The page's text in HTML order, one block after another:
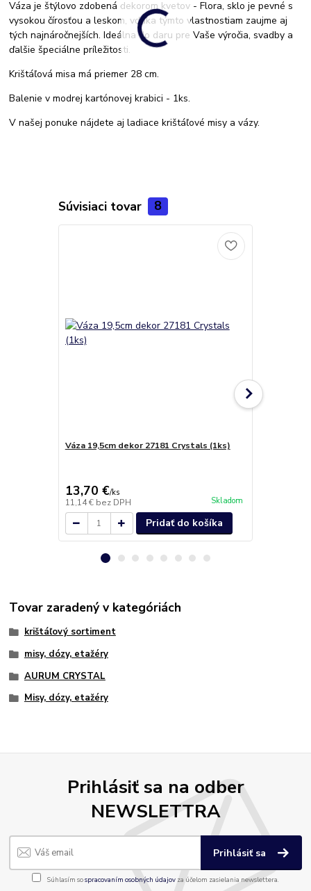
Váza je štýlovo zdobená dekorom kvetov - Flora, sklo je pevné s
vysokou čírosťou a leskom, vďaka týmto vlastnostiam zaujme aj
tých najnáročnejších. Ideálna do daru pre Vaše výročia, svadby a
ďalšie špeciálne príležitosti.
Krištáľová misa má priemer 28 cm.
Balenie v modrej kartónovej krabici - 1ks.
V našej ponuke nájdete aj ladiace krištáľové misy a vázy.
Súvisiaci tovar 8
Váza 19,5cm dekor 27181 Crystals (1ks)
13,70 €/ks
11,14 € bez DPH Skladom
Pridať do košíka
Tovar zaradený v kategóriách
krištáľový sortiment
misy, dózy, etažéry
AURUM CRYSTAL
Misy, dózy, etažéry
Prihlásiť sa na odber
NEWSLETTRA
Prihlásiť sa
Súhlasím sospracovaním osobných údajov za účelom zasielania newslettera.